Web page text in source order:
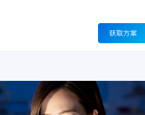
获取方案